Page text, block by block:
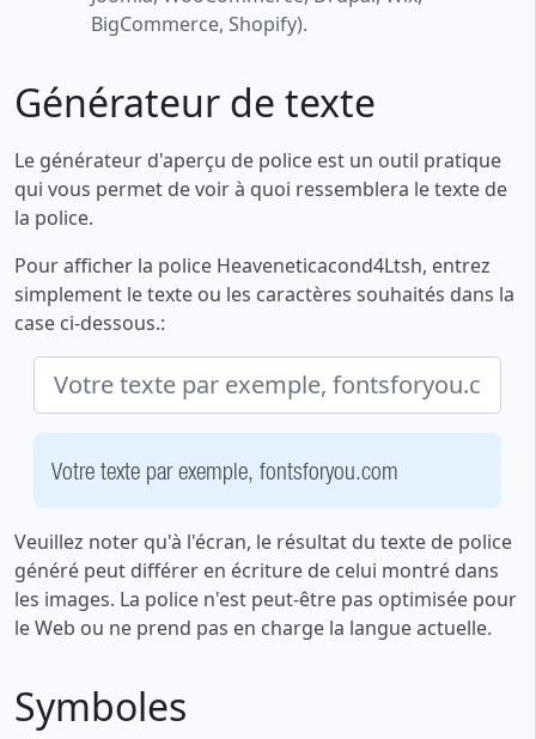
BigCommerce, Shopify).
Générateur de texte
Le générateur d'aperçu de police est un outil pratique
qui vous permet de voir à quoi ressemblera le texte de
la police.
Pour afficher la police Heaveneticacond4Ltsh, entrez
simplement le texte ou les caractères souhaités dans la
case ci-dessous.:
Votre texte par exemple, fontsforyou.com
Veuillez noter qu'à l'écran, le résultat du texte de police
généré peut différer en écriture de celui montré dans
les images. La police n'est peut-être pas optimisée pour
le Web ou ne prend pas en charge la langue actuelle.
Symboles